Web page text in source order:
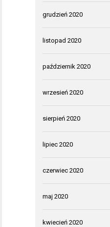
grudzień 2020
listopad 2020
październik 2020
wrzesień 2020
sierpień 2020
lipiec 2020
czerwiec 2020
maj 2020
kwiecień 2020